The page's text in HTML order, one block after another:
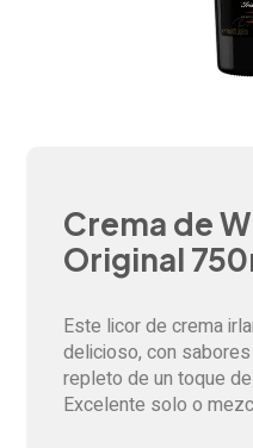
Crema de
Original
Este licor de crema
delicioso, con
repleto de un toque
Excelente solo o